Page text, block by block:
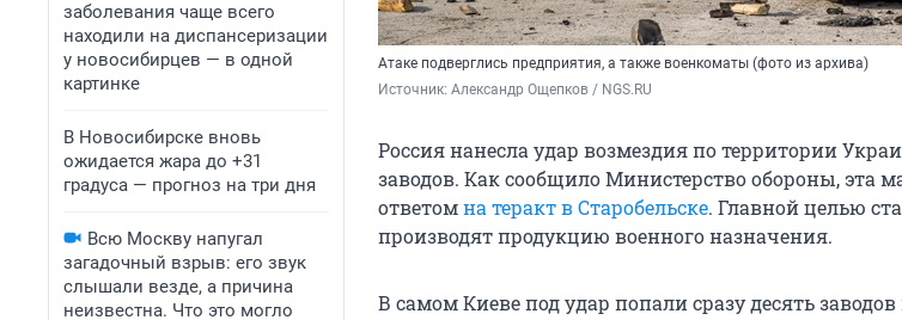
заболевания чаще всего
находили на диспансеризации
у новосибирцев — в одной
картинке
В Новосибирске вновь
ожидается жара до +31
градуса — прогноз на три дня
Всю Москву напугал
загадочный взрыв: его звук
слышали везде, а причина
неизвестна. Что это могло
Атаке подверглись предприятия, а также военкоматы (фото из архива)
Источник: Александр Ощепков / NGS.RU
Россия нанесла удар возмездия по территории
заводов. Как сообщило Министерство обороны, эта
ответомна теракт в Старобельске. Главной целью
производят продукцию военного назначения.
В самом Киеве под удар попали сразу десять